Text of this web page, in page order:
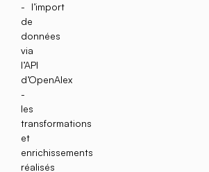
l’import
de
données
via
l’API
d’OpenAlex
les
transformations
et
enrichissements
réalisés